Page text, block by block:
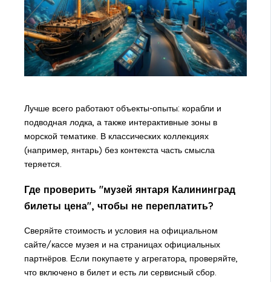
Лучше всего работают объекты-опыты: корабли и
подводная лодка, а также интерактивные зоны в
морской тематике. В классических коллекциях
(например, янтарь) без контекста часть смысла
теряется.
Где проверить "музей янтаря Калининград
билеты цена", чтобы не переплатить?
Сверяйте стоимость и условия на официальном
сайте/кассе музея и на страницах официальных
партнёров. Если покупаете у агрегатора, проверяйте,
что включено в билет и есть ли сервисный сбор.